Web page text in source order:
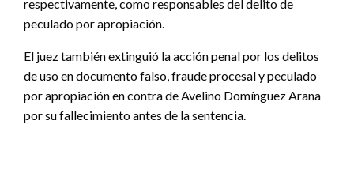
respectivamente, como responsables del delito de
peculado por apropiación.
El juez también extinguió la acción penal por los delitos
de uso en documento falso, fraude procesal y peculado
por apropiación en contra de Avelino Domínguez Arana
por su fallecimiento antes de la sentencia.